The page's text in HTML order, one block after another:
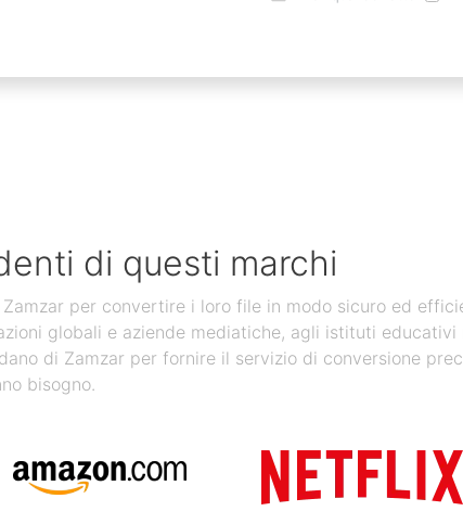
di questi marchi
per convertire i loro file in modo sicuro ed
globali e aziende mediatiche, agli istituti
di Zamzar per fornire il servizio di conversione
bisogno.